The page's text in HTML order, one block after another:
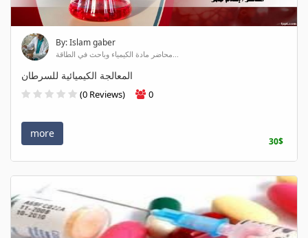
By: Islam gaber
محاضر مادة الكيمياء وباحث في الطاقة...
المعالجة الكيميائية للسرطان
(0 Reviews) 0
more
30$